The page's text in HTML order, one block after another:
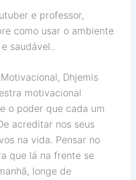
e professor,
como usar o ambiente
saudável..
Dhjemis
motivacional
o poder que cada um
acreditar nos seus
na vida. Pensar no
que lá na frente se
longe de